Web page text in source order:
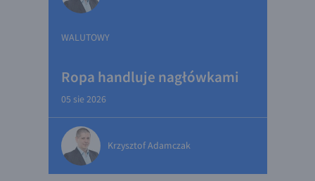
WALUTOWY
Ropa handluje nagłówkami
05 sie 2026
Krzysztof Adamczak